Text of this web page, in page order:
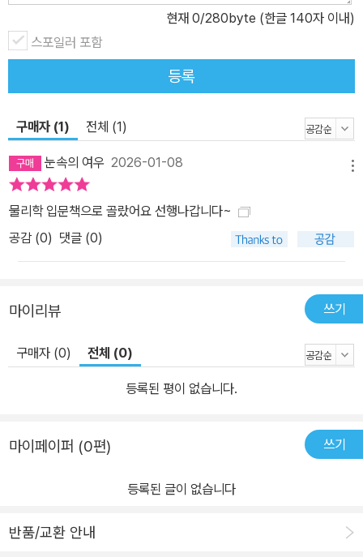
현재 0/280byte (한글 140자 이내)
스포일러 포함
등록
구매자 (1) 전체 (1)
눈속의 여우 2026-01-08
물리학 입문책으로 골랐어요 선행나갑니다~
공감 (0) 댓글 (0)
마이리뷰 쓰기
구매자 (0) 전체 (0)
등록된 평이 없습니다.
마이페이퍼 (0편) 쓰기
등록된 글이 없습니다
반품/교환 안내